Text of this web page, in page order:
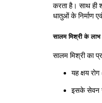
करता है। साथ ही
धातुओं के निर्माण
सालम मिश्री के लाभ
सालम मिश्री का
यह क्षय रोग
इसके सेवन से